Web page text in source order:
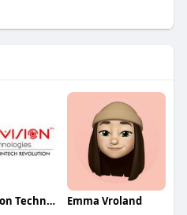
REDVision Technologies Emma Vroland